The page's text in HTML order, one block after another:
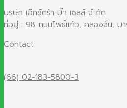
บริษัท เอ๊กซ์ตร้า บิ๊ก เซลส์ จำกัด
ที่อยู่ : 98 ถนนโพธิ์แก้ว, คลองจั่น, บ
Contact
(66) 02-183-5800-3